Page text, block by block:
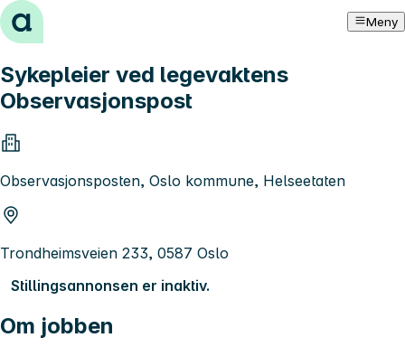
Hopp til innhold Meny
Sykepleier ved legevaktens
Observasjonspost
Observasjonsposten, Oslo kommune, Helseetaten
Trondheimsveien 233, 0587 Oslo
Stillingsannonsen er inaktiv.
Om jobben